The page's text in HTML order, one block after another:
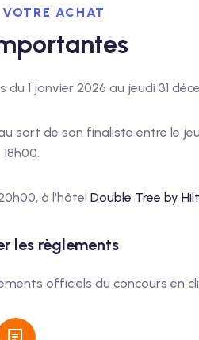
ACHAT
1 janvier 2026 au jeudi 31
de son finaliste entre le
18h00.
à l'hôtel Double Tree by
les règlements
officiels du concours en